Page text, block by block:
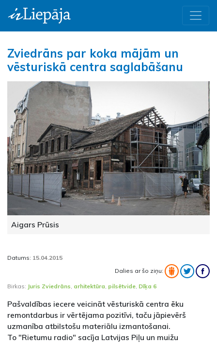
Zviedrāns par koka mājām un
vēsturiskā centra saglabāšanu
Aigars Prūsis
Datums: 15.04.2015
Dalies ar šo ziņu:
Birkas: Juris Zviedrāns, arhitektūra, pilsētvide, Dīķa 6
Pašvaldības iecere veicināt vēsturiskā centra ēku
remontdarbus ir vērtējama pozitīvi, taču jāpievērš
uzmanība atbilstošu materiālu izmantošanai.
To "Rietumu radio" sacīja Latvijas Piļu un muižu